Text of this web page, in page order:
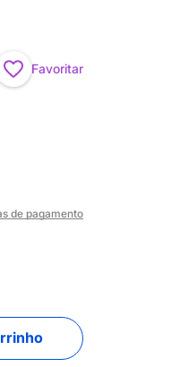
Favoritar
de pagamento